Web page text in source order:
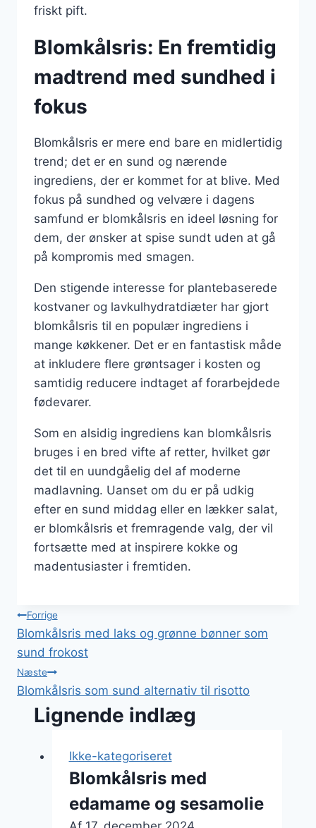
friskt pift.
Blomkålsris: En fremtidig
madtrend med sundhed i
fokus
Blomkålsris er mere end bare en midlertidig
trend; det er en sund og nærende
ingrediens, der er kommet for at blive. Med
fokus på sundhed og velvære i dagens
samfund er blomkålsris en ideel løsning for
dem, der ønsker at spise sundt uden at gå
på kompromis med smagen.
Den stigende interesse for plantebaserede
kostvaner og lavkulhydratdiæter har gjort
blomkålsris til en populær ingrediens i
mange køkkener. Det er en fantastisk måde
at inkludere flere grøntsager i kosten og
samtidig reducere indtaget af forarbejdede
fødevarer.
Som en alsidig ingrediens kan blomkålsris
bruges i en bred vifte af retter, hvilket gør
det til en uundgåelig del af moderne
madlavning. Uanset om du er på udkig
efter en sund middag eller en lækker salat,
er blomkålsris et fremragende valg, der vil
fortsætte med at inspirere kokke og
madentusiaster i fremtiden.
Indlægsnavigation
Forrige
Blomkålsris med laks og grønne bønner som
sund frokost
Næste
Blomkålsris som sund alternativ til risotto
Lignende indlæg
Ikke-kategoriseret
Blomkålsris med
edamame og sesamolie